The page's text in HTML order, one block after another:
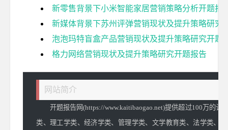
新零售背景下小米智能家居营销策略分析开题报
新媒体背景下苏州评弹营销现状及提升策略研究
泡泡玛特盲盒产品营销现状及提升策略研究开题
格力网络营销现状及提升策略研究开题报告
网站简介
开题报告网(https://www.kaitibaogao.net)提供超过100万的计
类、理工学类、经济学类、管理学类、文学教育类、法学类、